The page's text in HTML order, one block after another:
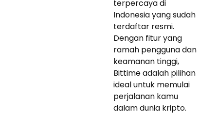
terpercaya di
Indonesia yang sudah
terdaftar resmi.
Dengan fitur yang
ramah pengguna dan
keamanan tinggi,
Bittime adalah pilihan
ideal untuk memulai
perjalanan kamu
dalam dunia kripto.